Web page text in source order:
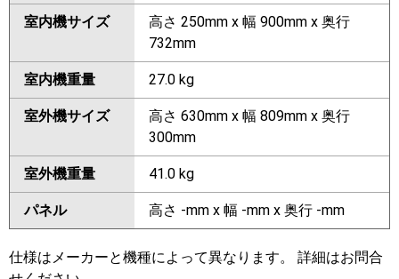
室内機サイズ
高さ 250mm x 幅 900mm x 奥行
732mm
室内機重量 27.0 kg
室外機サイズ
高さ 630mm x 幅 809mm x 奥行
300mm
室外機重量 41.0 kg
パネル 高さ -mm x 幅 -mm x 奥行 -mm
仕様はメーカーと機種によって異なります。 詳細はお問合